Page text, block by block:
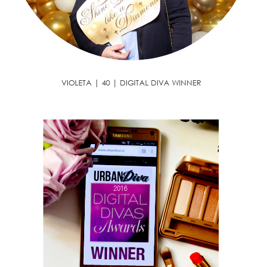
VIOLETA | 40 | DIGITAL DIVA WINNER